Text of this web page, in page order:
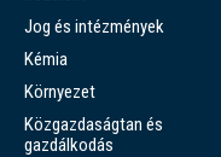
Jog és intézmények
Kémia
Környezet
Közgazdaságtan és
gazdálkodás